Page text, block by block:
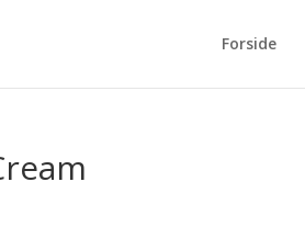
Forside